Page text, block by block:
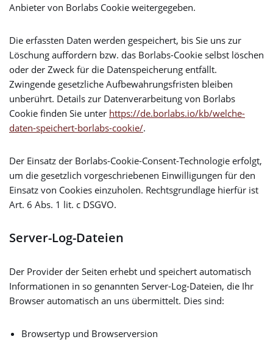
Anbieter von Borlabs Cookie weitergegeben.
Die erfassten Daten werden gespeichert, bis Sie uns zur
Löschung auffordern bzw. das Borlabs-Cookie selbst löschen
oder der Zweck für die Datenspeicherung entfällt.
Zwingende gesetzliche Aufbewahrungsfristen bleiben
unberührt. Details zur Datenverarbeitung von Borlabs
Cookie finden Sie unter https://de.borlabs.io/kb/welche-
daten-speichert-borlabs-cookie/.
Der Einsatz der Borlabs-Cookie-Consent-Technologie erfolgt,
um die gesetzlich vorgeschriebenen Einwilligungen für den
Einsatz von Cookies einzuholen. Rechtsgrundlage hierfür ist
Art. 6 Abs. 1 lit. c DSGVO.
Server-Log-Dateien
Der Provider der Seiten erhebt und speichert automatisch
Informationen in so genannten Server-Log-Dateien, die Ihr
Browser automatisch an uns übermittelt. Dies sind:
Browsertyp und Browserversion